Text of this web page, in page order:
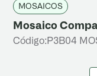
MOSAICOS
Mosaico
Código: P3B04